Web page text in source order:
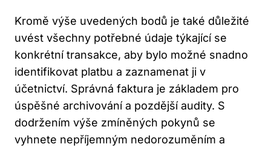
Kromě výše uvedených bodů je také důležité
uvést všechny potřebné údaje týkající se
konkrétní transakce, aby bylo možné snadno
identifikovat platbu a zaznamenat ji v
účetnictví. Správná faktura je základem pro
úspěšné archivování a pozdější audity. S
dodržením výše zmíněných pokynů se
vyhnete nepříjemným nedorozuměním a